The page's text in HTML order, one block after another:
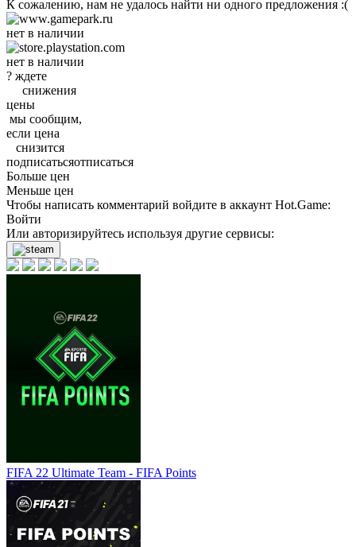
К сожалению, нам не удалось найти ни одного предложения :(
нет в наличии
нет в наличии
? ждете
снижения
цены
мы сообщим,
если цена
снизится
подписатьсяотписаться
Больше цен
Меньше цен
Чтобы написать комментарий войдите в аккаунт Hot.Game:
Войти
Или авторизируйтесь используя другие сервисы:
FIFA 22 Ultimate Team - FIFA Points